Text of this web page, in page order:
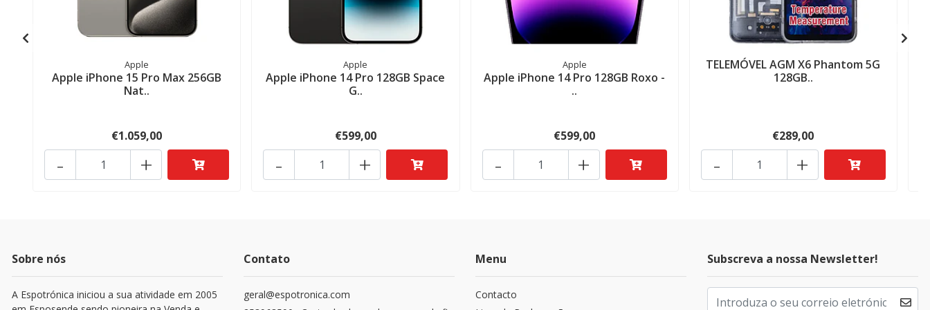
Apple
Apple iPhone 15 Pro Max 256GB
Nat..
€1.059,00
+
-
Apple
Apple iPhone 14 Pro 128GB Space
G..
€599,00
+
-
Apple
Apple iPhone 14 Pro 128GB Roxo -
..
€599,00
+
-
TELEMÓVEL AGM X6 Phantom 5G
128GB..
€289,00
+
-
Sobre nós
A Espotrónica iniciou a sua atividade em 2005
Contato
geral@espotronica.com
Menu
Contacto
Subscreva a nossa Newsletter!